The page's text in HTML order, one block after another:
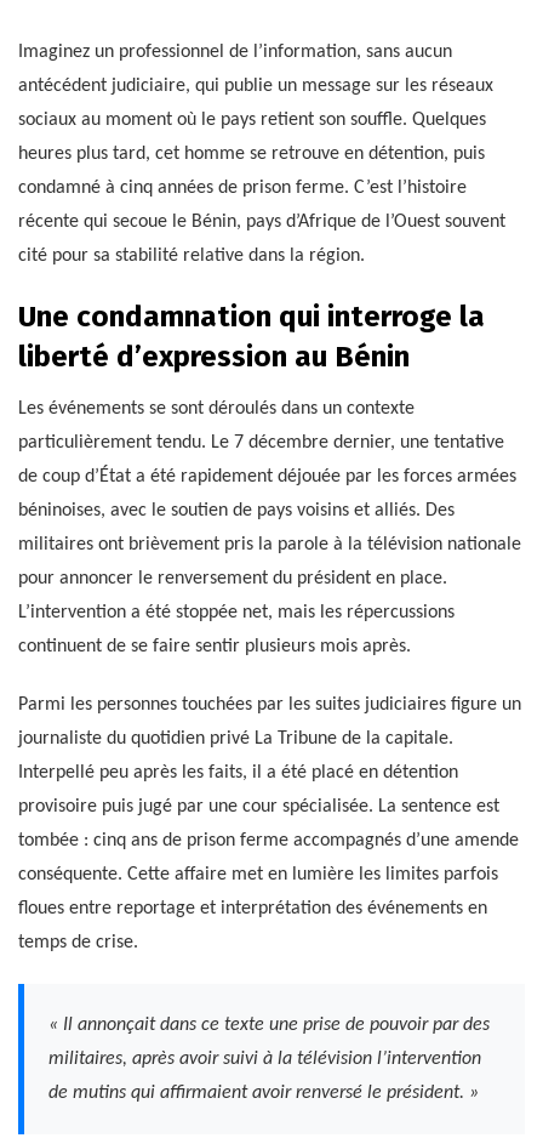
Imaginez un professionnel de l’information, sans aucun
antécédent judiciaire, qui publie un message sur les réseaux
sociaux au moment où le pays retient son souffle. Quelques
heures plus tard, cet homme se retrouve en détention, puis
condamné à cinq années de prison ferme. C’est l’histoire
récente qui secoue le Bénin, pays d’Afrique de l’Ouest souvent
cité pour sa stabilité relative dans la région.
Une condamnation qui interroge la
liberté d’expression au Bénin
Les événements se sont déroulés dans un contexte
particulièrement tendu. Le 7 décembre dernier, une tentative
de coup d’État a été rapidement déjouée par les forces armées
béninoises, avec le soutien de pays voisins et alliés. Des
militaires ont brièvement pris la parole à la télévision nationale
pour annoncer le renversement du président en place.
L’intervention a été stoppée net, mais les répercussions
continuent de se faire sentir plusieurs mois après.
Parmi les personnes touchées par les suites judiciaires figure un
journaliste du quotidien privé La Tribune de la capitale.
Interpellé peu après les faits, il a été placé en détention
provisoire puis jugé par une cour spécialisée. La sentence est
tombée : cinq ans de prison ferme accompagnés d’une amende
conséquente. Cette affaire met en lumière les limites parfois
floues entre reportage et interprétation des événements en
temps de crise.
« Il annonçait dans ce texte une prise de pouvoir par des
militaires, après avoir suivi à la télévision l’intervention
de mutins qui affirmaient avoir renversé le président. »